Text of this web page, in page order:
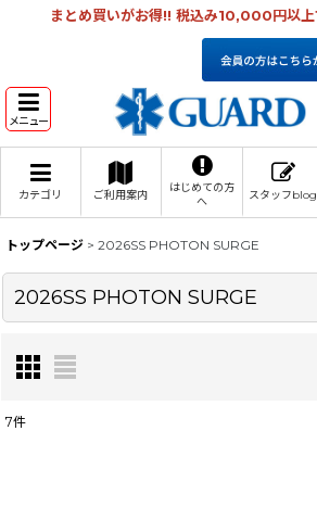
まとめ買いがお得!! 税込み10,000円以
メニュー
カテゴリ ご利用案内
はじめての方
へ
スタッフblog
トップページ > 2026SS PHOTON SURGE
2026SS PHOTON SURGE
7件